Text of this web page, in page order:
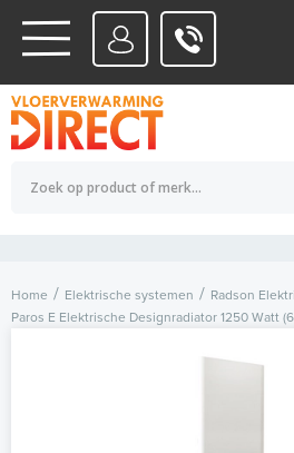
WATERSYSTEMEN
ELEKTRISCHE SYSTEMENTotaalbedrag (incl. BTW)
Home Elektrische systemen
Radson
Paros E Elektrische Designradiator 1250 Watt